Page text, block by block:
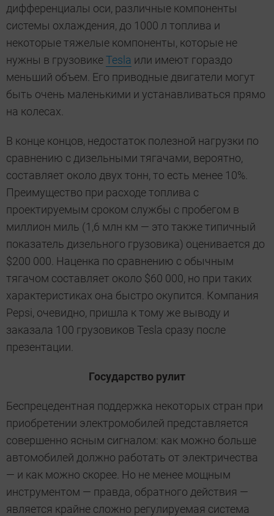
дифференциалы оси, различные компоненты
системы охлаждения, до 1000 л топлива и
некоторые тяжелые компоненты, которые не
нужны в грузовикеTesla или имеют гораздо
меньший объем. Его приводные двигатели могут
быть очень маленькими и устанавливаться прямо
на колесах.
В конце концов, недостаток полезной нагрузки по
сравнению с дизельными тягачами, вероятно,
составляет около двух тонн, то есть менее 10%.
Преимущество при расходе топлива с
проектируемым сроком службы с пробегом в
миллион миль (1,6 млн км — это также типичный
показатель дизельного грузовика) оценивается до
$200 000. Наценка по сравнению с обычным
тягачом составляет около $60 000, но при таких
характеристиках она быстро окупится. Компания
Pepsi, очевидно, пришла к тому же выводу и
заказала 100 грузовиков Tesla сразу после
презентации.
Государство рулит
Беспрецедентная поддержка некоторых стран при
приобретении электромобилей представляется
совершенно ясным сигналом: как можно больше
автомобилей должно работать от электричества
— и как можно скорее. Но не менее мощным
инструментом — правда, обратного действия —
является крайне сложно регулируемая система